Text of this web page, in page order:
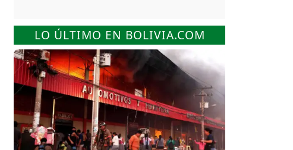
LO ÚLTIMO EN BOLIVIA.COM